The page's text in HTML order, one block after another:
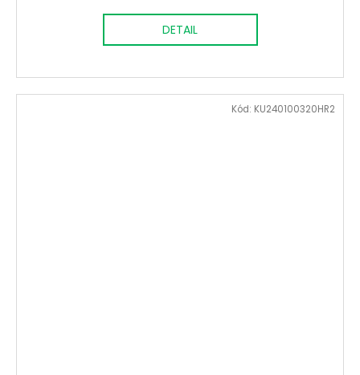
DETAIL
Kód: KU240100320HR2